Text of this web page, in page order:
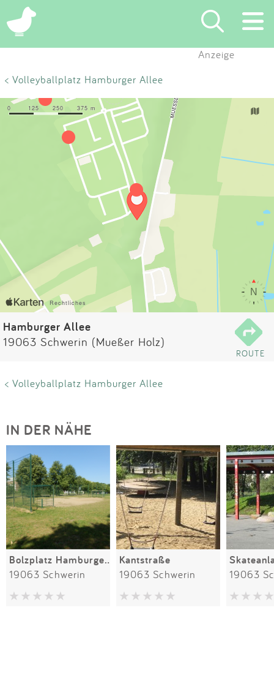
×
Suchen
Eintragen
App
Blog
Partner
Kontakt
Impressum
Anzeige
< Volleyballplatz Hamburger Allee
Hamburger Allee
19063 Schwerin (Mueßer Holz)
ROUTE
< Volleyballplatz Hamburger Allee
IN DER NÄHE
Bolzplatz Hamburger Allee
19063 Schwerin
Kantstraße
19063 Schwerin 19063